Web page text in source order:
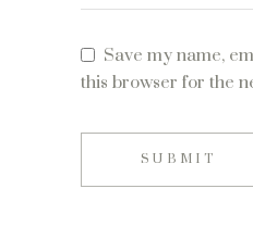
Save my name,
this browser for the
SUBMIT